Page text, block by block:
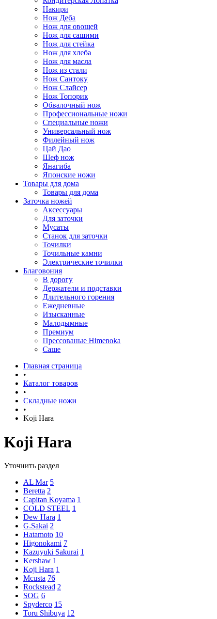
Накири
Нож Деба
Нож для овощей
Нож для сашими
Нож для стейка
Нож для хлеба
Нож для масла
Нож из стали
Нож Сантоку
Нож Слайсер
Нож Топорик
Обвалочный нож
Профессиональные ножи
Специальные ножи
Универсальный нож
Филейный нож
Цай Дао
Шеф нож
Янагиба
Японские ножи
Товары для дома
Товары для дома
Заточка ножей
Аксессуары
Для заточки
Мусаты
Станок для заточки
Точилки
Точильные камни
Электрические точилки
Благовония
В дорогу
Держатели и подставки
Длительного горения
Ежедневные
Изысканные
Малодымные
Премиум
Прессованые Himenoka
Саше
Главная страница
•
Каталог товаров
•
Складные ножи
•
Koji Hara
Koji Hara
Уточнить раздел
AL Mar 5
Beretta 2
Capitan Koyama 1
COLD STEEL 1
Dew Hara 1
G.Sakai 2
Hatamoto 10
Higonokami 7
Kazuyuki Sakurai 1
Kershaw 1
Koji Hara 1
Mcusta 76
Rockstead 2
SOG 6
Spyderco 15
Toru Shibuya 12